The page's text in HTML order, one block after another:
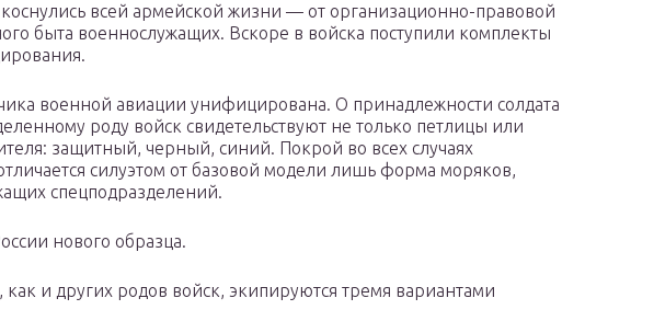
всей армейской жизни — от организационно-правовой
быта военнослужащих. Вскоре в войска поступили комплекты
военной авиации унифицирована. О принадлежности солдата
роду войск свидетельствуют не только петлицы или
защитный, черный, синий. Покрой во всех случаях
силуэтом от базовой модели лишь форма моряков,
спецподразделений.
нового образца.
и других родов войск, экипируются тремя вариантами